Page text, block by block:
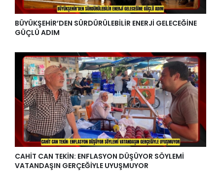
BÜYÜKŞEHİR’DEN SÜRDÜRÜLEBİLİR ENERJİ GELECEĞİNE
GÜÇLÜ ADIM
CAHİT CAN TEKİN: ENFLASYON DÜŞÜYOR SÖYLEMİ
VATANDAŞIN GERÇEĞİYLE UYUŞMUYOR